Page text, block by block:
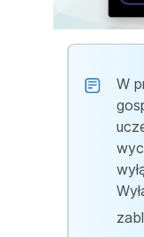
W